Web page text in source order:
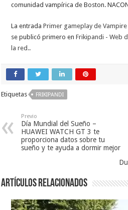
comunidad vampírica de Boston.
La entradaPrimer gameplay de
se publicó primero enFrikipandi - Web
la red..
Etiquetas FRIKIPANDI
Previo
Día Mundial del Sueño –
HUAWEI WATCH GT 3 te
proporciona datos sobre tu
sueño y te ayuda a dormir mejor
Artículos relacionados